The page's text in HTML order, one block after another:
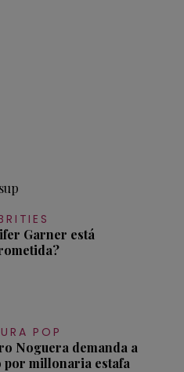
sup
Garner está
POP
Noguera demanda a
por millonaria estafa